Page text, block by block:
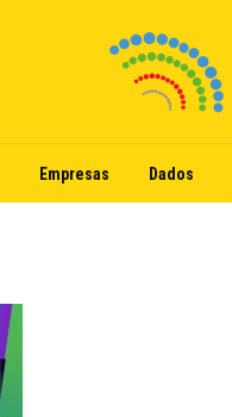
Empresas Dados